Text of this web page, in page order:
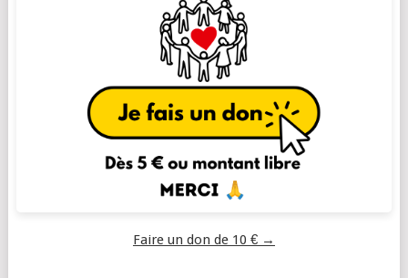
Faire un don de 10 € →